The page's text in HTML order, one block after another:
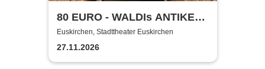
80 EURO - WALDIs ANTIKE
BINGOSHOW
Euskirchen, Stadttheater Euskirchen
27.11.2026